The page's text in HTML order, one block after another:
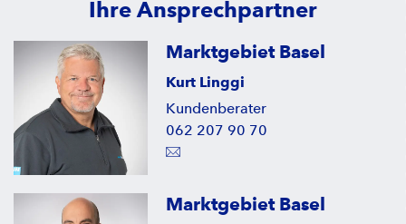
Ihre Ansprechpartner
Marktgebiet Basel
Kurt Linggi
Kundenberater
062 207 90 70
Marktgebiet Basel